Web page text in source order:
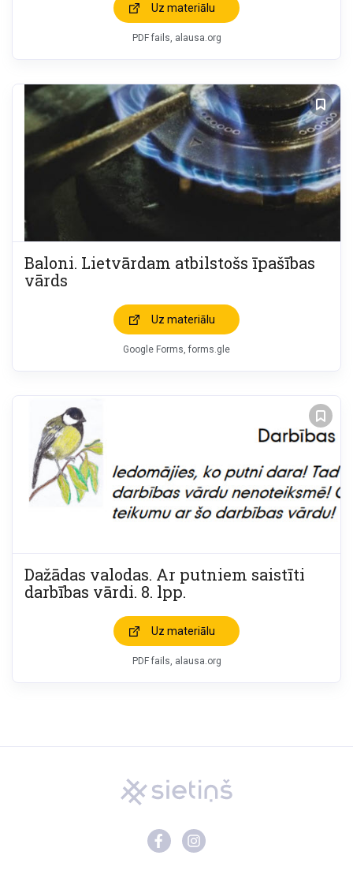
Uz materiālu
PDF fails, alausa.org
Baloni. Lietvārdam atbilstošs īpašības
vārds
Uz materiālu
Google Forms, forms.gle
Dažādas valodas. Ar putniem saistīti
darbības vārdi. 8. lpp.
Uz materiālu
PDF fails, alausa.org